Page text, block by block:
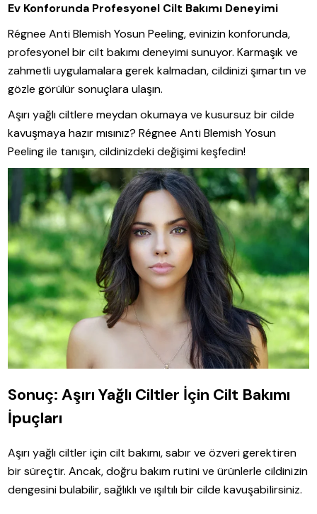
Ev Konforunda Profesyonel Cilt Bakımı Deneyimi
Régnee Anti Blemish Yosun Peeling, evinizin konforunda,
profesyonel bir cilt bakımı deneyimi sunuyor. Karmaşık ve
zahmetli uygulamalara gerek kalmadan, cildinizi şımartın ve
gözle görülür sonuçlara ulaşın.
Aşırı yağlı ciltlere meydan okumaya ve kusursuz bir cilde
kavuşmaya hazır mısınız? Régnee Anti Blemish Yosun
Peeling ile tanışın, cildinizdeki değişimi keşfedin!
Sonuç: Aşırı Yağlı Ciltler İçin Cilt Bakımı
İpuçları
Aşırı yağlı ciltler için cilt bakımı, sabır ve özveri gerektiren
bir süreçtir. Ancak, doğru bakım rutini ve ürünlerle cildinizin
dengesini bulabilir, sağlıklı ve ışıltılı bir cilde kavuşabilirsiniz.